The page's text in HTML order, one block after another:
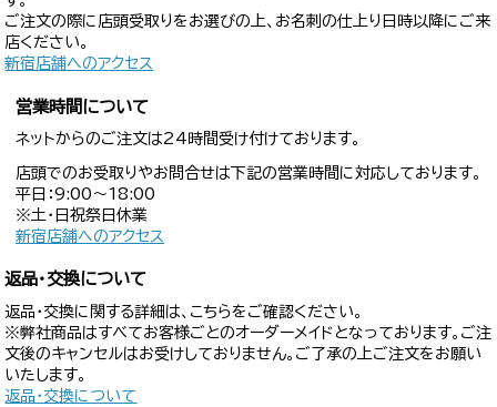
ご注文の際に店頭受取りをお選びの上、お名刺の仕上り日時以降にご来
店ください。
新宿店舗へのアクセス
営業時間について
ネットからのご注文は24時間受け付けております。
店頭でのお受取りやお問合せは下記の営業時間に対応しております。
平日：9:00〜18:00
※土・日祝祭日休業
新宿店舗へのアクセス
返品・交換について
返品・交換に関する詳細は、こちらをご確認ください。
※弊社商品はすべてお客様ごとのオーダーメイドとなっております。ご注
文後のキャンセルはお受けしておりません。ご了承の上ご注文をお願い
いたします。
返品・交換について